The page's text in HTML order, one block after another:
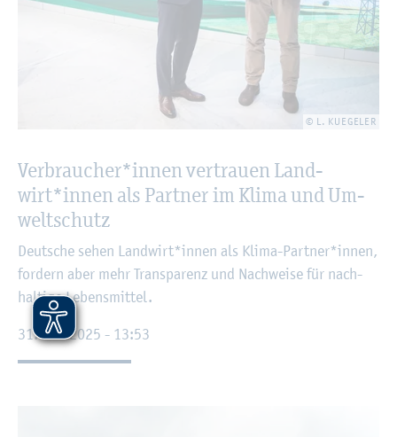
© L. KUE­GE­LER
Ver­brau­cher*innen ver­trau­en Land­
wirt*innen als Part­ner im Klima­ und Um­
welt­schutz
Deut­sche sehen Land­wirt*innen als Klima-Part­ner*innen,
for­dern aber mehr Trans­pa­renz und Nach­wei­se für nach­
hal­ti­ge Le­bens­mit­tel.
31. Juli 2025 - 13:53